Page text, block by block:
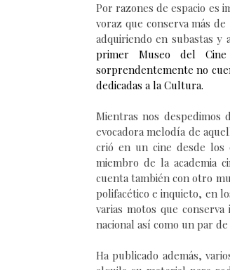
Por razones de espacio es
voraz que conservamás de
adquiriendo en subastas y
primerMuseo del Cine
sorprendentementeno
dedicadas a la Cultura.
Mientras nos despedimos
evocadora melodía de
crió en un cine desde los
miembro de la academia c
cuentatambién con otro m
polifacético e inquieto, en
varias motos que conserva
nacional así como un par
Ha publicado además,